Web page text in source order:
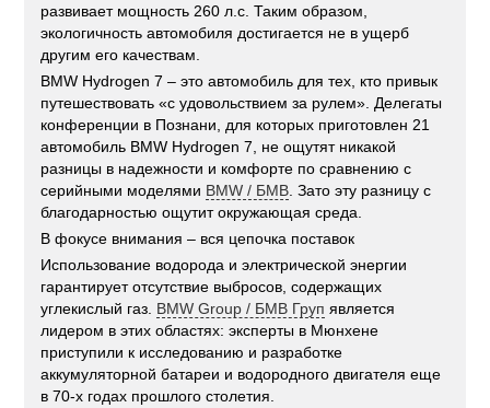
развивает мощность 260 л.с. Таким образом,
экологичность автомобиля достигается не в ущерб
другим его качествам.
BMW Hydrogen 7 – это автомобиль для тех, кто привык
путешествовать «с удовольствием за рулем». Делегаты
конференции в Познани, для которых приготовлен 21
автомобиль BMW Hydrogen 7, не ощутят никакой
разницы в надежности и комфорте по сравнению с
серийными моделями BMW / БМВ. Зато эту разницу с
благодарностью ощутит окружающая среда.
В фокусе внимания – вся цепочка поставок
Использование водорода и электрической энергии
гарантирует отсутствие выбросов, содержащих
углекислый газ. BMW Group / БМВ Груп является
лидером в этих областях: эксперты в Мюнхене
приступили к исследованию и разработке
аккумуляторной батареи и водородного двигателя еще
в 70-х годах прошлого столетия.